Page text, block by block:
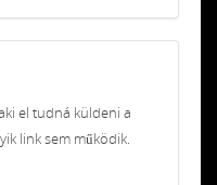
el tudná küldeni a
link sem működik.